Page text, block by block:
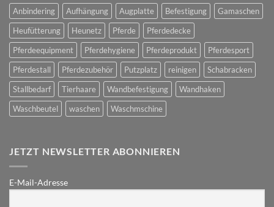
Anbindering Aufhängung Augplatte Befestigung
Gamaschen
Heufütterung
Heunetz Pferde
Pferdedecke
Pferdeequipment
Pferdehygiene Pferdeprodukt
Pferdesport
Pferdestall
Pferdezubehör Putzplatz reinigen
Schabracken
Stallbedarf
Tierhaare Wandbefestigung
Wandhaken
Waschbeutel
waschen Waschmschine
JETZT NEWSLETTER ABONNIEREN
E-Mail-Adresse